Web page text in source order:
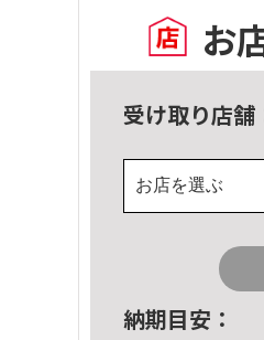
お
受け取り店舗
お店を選ぶ
納期目安：